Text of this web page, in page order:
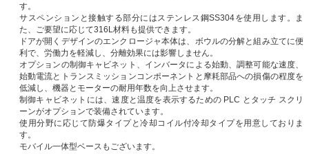
す。
サスペンションと接触する部分にはステンレス鋼SS304を使用します。ま
た、ご要望に応じて316L材料も提供できます。
ドアが開くデザインのエンクロージャ本体は、ボウルの分解と組み立てに便
利で、労働力を軽減し、分離効果には影響しません。
オプションの制御キャビネット、インバータによる始動、調整可能な速度、
始動電流とトランスミッションコンポーネントと摩耗部品への損傷の程度を
低減し、機器とモーターの耐用年数を向上させます。
制御キャビネットには、速度と温度を表示するための PLC とタッチ スクリ
ーンがオプションで装備されています。
使用分野に応じて防爆タイプと冷却コイル付冷却タイプを用意しておりま
す。
モバイル一体型ベースもございます。